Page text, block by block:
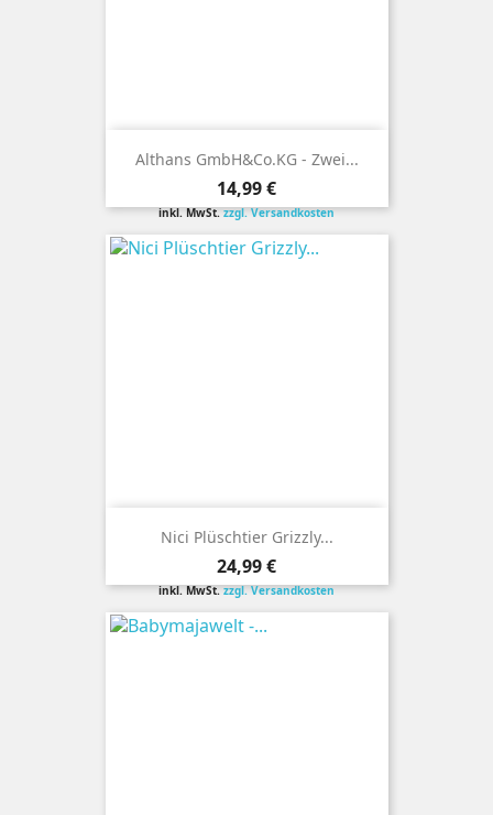
Althans GmbH&Co.KG - Zwei...
Preis
14,99 €
inkl. MwSt.zzgl. Versandkosten
Nici Plüschtier Grizzly...
Preis
24,99 €
inkl. MwSt.zzgl. Versandkosten